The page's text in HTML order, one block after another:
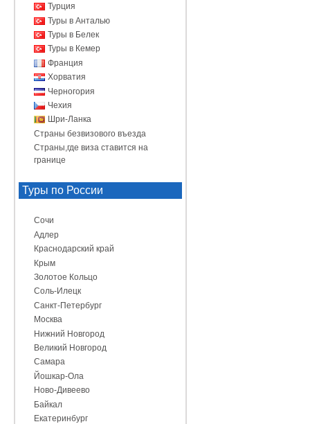
Турция
Туры в Анталью
Туры в Белек
Туры в Кемер
Франция
Хорватия
Черногория
Чехия
Шри-Ланка
Страны безвизового въезда
Страны,где виза ставится на
границе
Туры по России
Сочи
Адлер
Краснодарский край
Крым
Золотое Кольцо
Соль-Илецк
Санкт-Петербург
Москва
Нижний Новгород
Великий Новгород
Самара
Йошкар-Ола
Ново-Дивеево
Байкал
Екатеринбург